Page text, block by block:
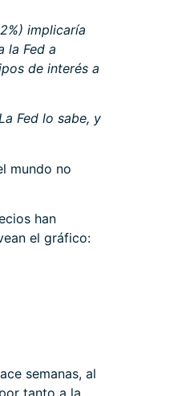
implicaría
la Fed a
de interés a
Fed lo sabe, y
mundo no
han
el gráfico:
semanas, al